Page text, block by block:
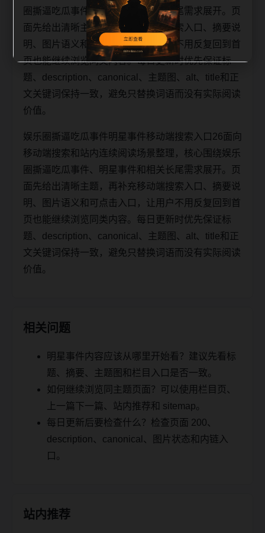
圈撕逼吃瓜事件、明星事件和相关长尾需求展开。页
面先给出清晰主题，再补充移动端搜索入口、摘要说
明、图片语义和可点击入口，让用户不用反复回到首
页也能继续浏览同类内容。每日更新时优先保证标
题、description、canonical、主题图、alt、title和正
文关键词保持一致，避免只替换词语而没有实际阅读
价值。
娱乐圈撕逼吃瓜事件明星事件移动端搜索入口26面向
移动端搜索和站内连续阅读场景整理，核心围绕娱乐
圈撕逼吃瓜事件、明星事件和相关长尾需求展开。页
面先给出清晰主题，再补充移动端搜索入口、摘要说
明、图片语义和可点击入口，让用户不用反复回到首
页也能继续浏览同类内容。每日更新时优先保证标
题、description、canonical、主题图、alt、title和正
文关键词保持一致，避免只替换词语而没有实际阅读
价值。
相关问题
明星事件内容应该从哪里开始看？建议先看标
题、摘要、主题图和栏目入口是否一致。
如何继续浏览同主题页面？可以使用栏目页、
上一篇下一篇、站内推荐和 sitemap。
每日更新后要检查什么？检查页面 200、
description、canonical、图片状态和内链入
口。
站内推荐